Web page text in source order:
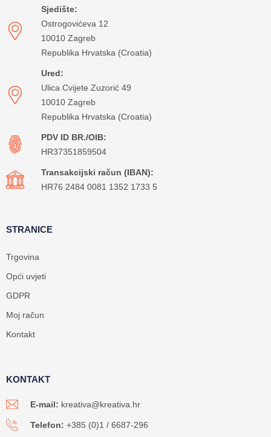
Sjedište:
Ostrogovićeva 12
10010 Zagreb
Republika Hrvatska (Croatia)
Ured:
Ulica Cvijete Zuzorić 49
10010 Zagreb
Republika Hrvatska (Croatia)
PDV ID BR./OIB:
HR37351859504
Transakcijski račun (IBAN):
HR76 2484 0081 1352 1733 5
STRANICE
Trgovina
Opći uvjeti
GDPR
Moj račun
Kontakt
KONTAKT
E-mail: kreativa@kreativa.hr
Telefon: +385 (0)1 / 6687-296